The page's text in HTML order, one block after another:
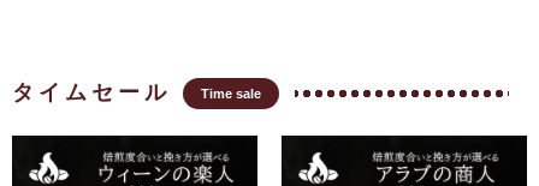
タイムセール Time sale